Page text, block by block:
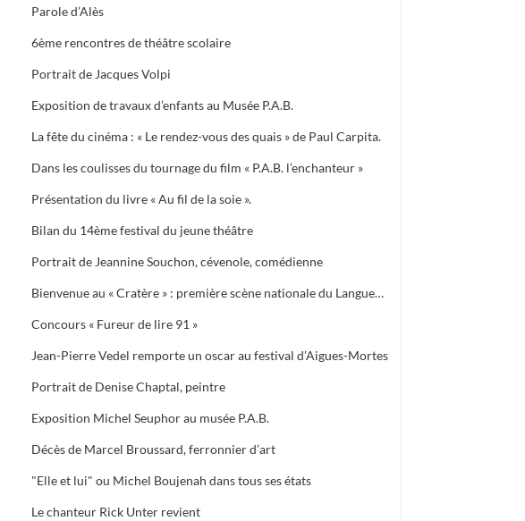
Parole d’Alès
6ème rencontres de théâtre scolaire
Portrait de Jacques Volpi
Exposition de travaux d’enfants au Musée P.A.B.
La fête du cinéma : « Le rendez-vous des quais » de Paul Carpita.
Dans les coulisses du tournage du film « P.A.B. l’enchanteur »
Présentation du livre « Au fil de la soie ».
Bilan du 14ème festival du jeune théâtre
Portrait de Jeannine Souchon, cévenole, comédienne
Bienvenue au « Cratère » : première scène nationale du Languedoc-Roussillon
Concours « Fureur de lire 91 »
Jean-Pierre Vedel remporte un oscar au festival d’Aigues-Mortes
Portrait de Denise Chaptal, peintre
Exposition Michel Seuphor au musée P.A.B.
Décès de Marcel Broussard, ferronnier d’art
"Elle et lui" ou Michel Boujenah dans tous ses états
Le chanteur Rick Unter revient